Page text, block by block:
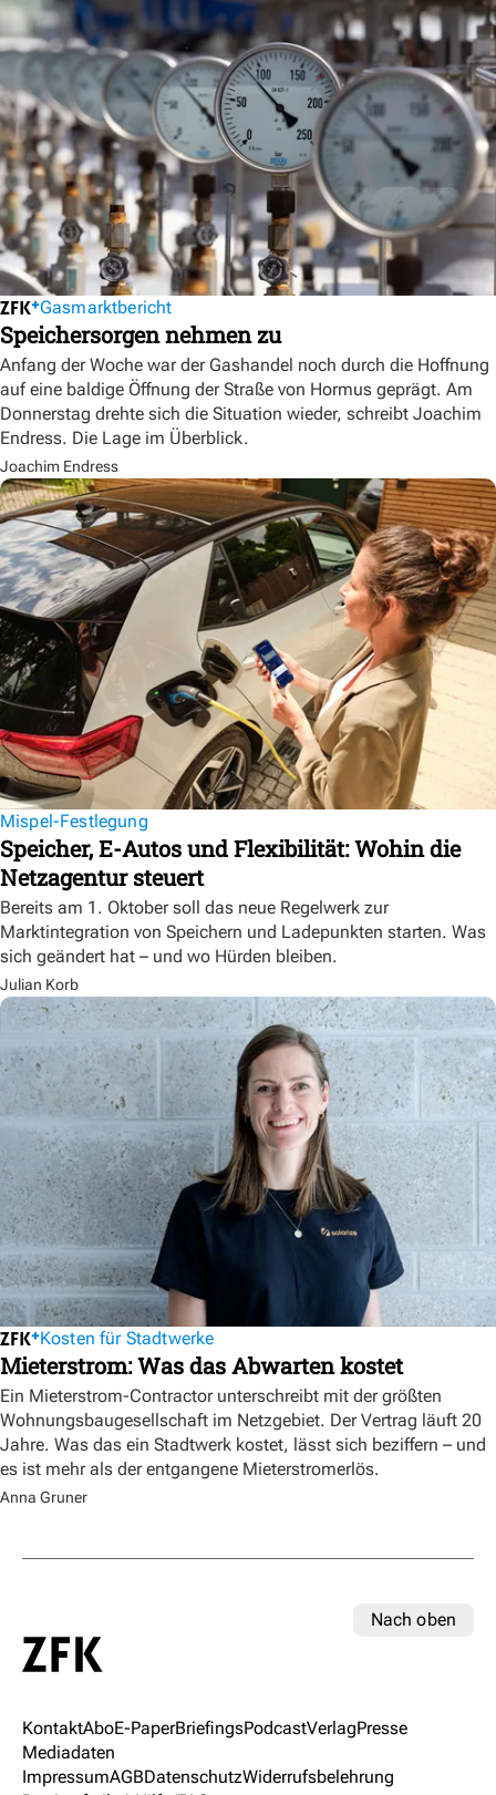
Gasmarktbericht
Speichersorgen nehmen zu
Anfang der Woche war der Gashandel noch durch die Hoffnung
auf eine baldige Öffnung der Straße von Hormus geprägt. Am
Donnerstag drehte sich die Situation wieder, schreibt Joachim
Endress. Die Lage im Überblick.
Joachim Endress
Mispel-Festlegung
Speicher, E-Autos und Flexibilität: Wohin die
Netzagentur steuert
Bereits am 1. Oktober soll das neue Regelwerk zur
Marktintegration von Speichern und Ladepunkten starten. Was
sich geändert hat – und wo Hürden bleiben.
Julian Korb
Kosten für Stadtwerke
Mieterstrom: Was das Abwarten kostet
Ein Mieterstrom-Contractor unterschreibt mit der größten
Wohnungsbaugesellschaft im Netzgebiet. Der Vertrag läuft 20
Jahre. Was das ein Stadtwerk kostet, lässt sich beziffern – und
es ist mehr als der entgangene Mieterstromerlös.
Anna Gruner
Nach oben
KontaktAboE-PaperBriefingsPodcastVerlagPresse
Mediadaten
ImpressumAGBDatenschutzWiderrufsbelehrung